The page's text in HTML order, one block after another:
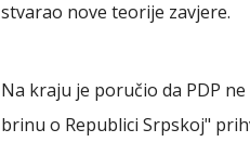
stvarao nove teorije zavjere.
Na kraju je poručio da PDP
brinu o Republici Srpskoj"